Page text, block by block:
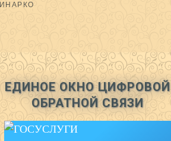
ЕДИНОЕ ОКНО ЦИФРОВОЙ
ОБРАТНОЙ СВЯЗИ